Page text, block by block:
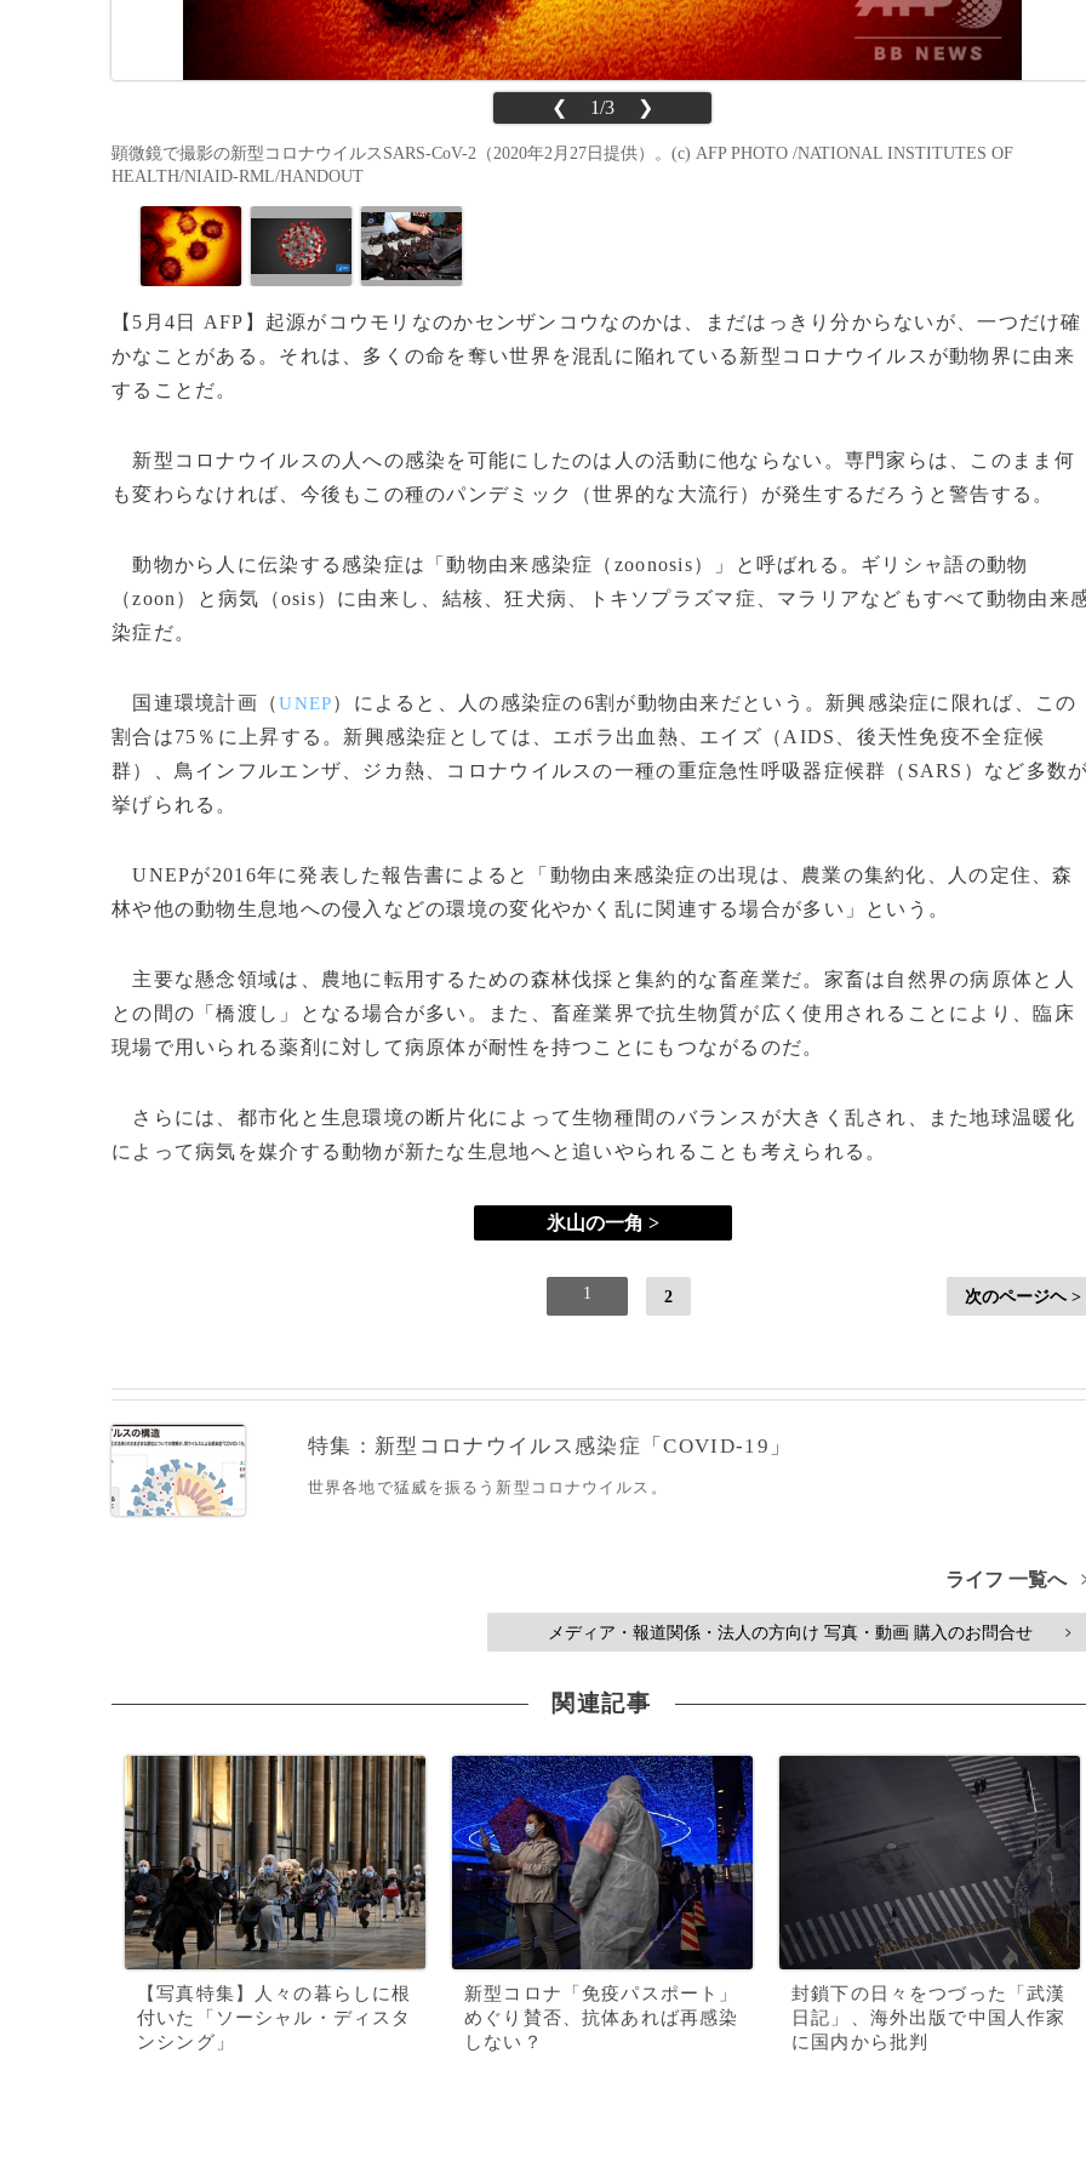
❮ 1/3 ❯
顕微鏡で撮影の新型コロナウイルスSARS-CoV-2（2020年2月27日提供）。(c) AFP PHOTO /NATIONAL INSTITUTES OF
HEALTH/NIAID-RML/HANDOUT
【5月4日 AFP】起源がコウモリなのかセンザンコウなのかは、まだはっきり分からないが、一つだけ確
かなことがある。それは、多くの命を奪い世界を混乱に陥れている新型コロナウイルスが動物界に由来
することだ。
新型コロナウイルスの人への感染を可能にしたのは人の活動に他ならない。専門家らは、このまま何
も変わらなければ、今後もこの種のパンデミック（世界的な大流行）が発生するだろうと警告する。
動物から人に伝染する感染症は「動物由来感染症（zoonosis）」と呼ばれる。ギリシャ語の動物
（zoon）と病気（osis）に由来し、結核、狂犬病、トキソプラズマ症、マラリアなどもすべて動物由来
染症だ。
国連環境計画（UNEP）によると、人の感染症の6割が動物由来だという。新興感染症に限れば、この
割合は75％に上昇する。新興感染症としては、エボラ出血熱、エイズ（AIDS、後天性免疫不全症候
群）、鳥インフルエンザ、ジカ熱、コロナウイルスの一種の重症急性呼吸器症候群（SARS）など多数
挙げられる。
UNEPが2016年に発表した報告書によると「動物由来感染症の出現は、農業の集約化、人の定住、森
林や他の動物生息地への侵入などの環境の変化やかく乱に関連する場合が多い」という。
主要な懸念領域は、農地に転用するための森林伐採と集約的な畜産業だ。家畜は自然界の病原体と人
との間の「橋渡し」となる場合が多い。また、畜産業界で抗生物質が広く使用されることにより、臨床
現場で用いられる薬剤に対して病原体が耐性を持つことにもつながるのだ。
さらには、都市化と生息環境の断片化によって生物種間のバランスが大きく乱され、また地球温暖化
によって病気を媒介する動物が新たな生息地へと追いやられることも考えられる。
氷山の一角 >
1 2 次のページヘ >
特集：新型コロナウイルス感染症「COVID-19」
世界各地で猛威を振るう新型コロナウイルス。
ライフ 一覧へ
メディア・報道関係・法人の方向け 写真・動画 購入のお問合せ >
関連記事
【写真特集】人々の暮らしに根
付いた「ソーシャル・ディスタ
ンシング」
新型コロナ「免疫パスポート」
めぐり賛否、抗体あれば再感染
しない？
封鎖下の日々をつづった「武漢
日記」、海外出版で中国人作家
に国内から批判